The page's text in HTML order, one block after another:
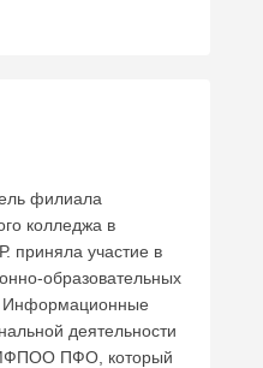
филиала
колледжа в
приняла участие в
образовательных
Информационные
деятельности
ПФО, который